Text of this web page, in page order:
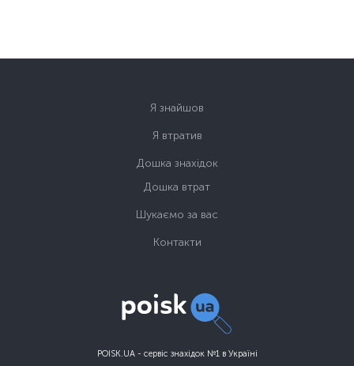
POISK.UA - сервіс знахідок №1 в Україні
Я знайшов
Я втратив
Дошка знахідок
Дошка втрат
Шукаємо за вас
Контакти